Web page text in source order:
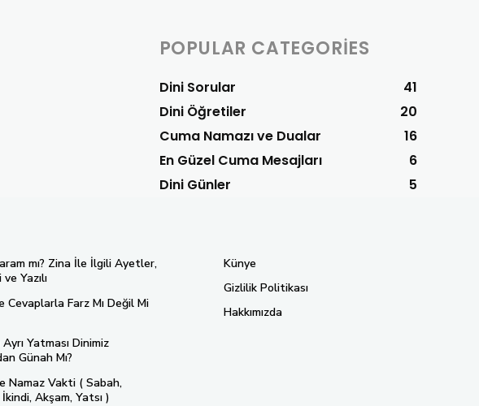
POPULAR CATEGORIES
Dini Sorular
41
Dini Öğretiler
20
Cuma Namazı ve Dualar
16
En Güzel Cuma Mesajları
6
Dini Günler
5
mı? Zina İle İlgili Ayetler,
Yazılı
Cevaplarla Farz Mı Değil Mi
Yatması Dinimiz
Günah Mı?
Namaz Vakti ( Sabah,
Akşam, Yatsı )
Künye
Gizlilik Politikası
Hakkımızda